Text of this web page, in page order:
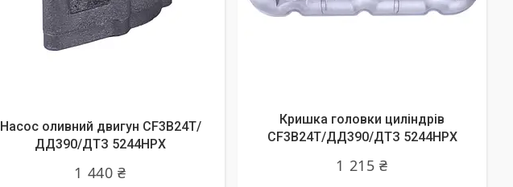
Насос оливний двигун СF3B24T/
ДД390/ДТЗ 5244HPX
1 440 ₴
Кришка головки циліндрів
СF3B24T/ДД390/ДТЗ 5244HPX
1 215 ₴